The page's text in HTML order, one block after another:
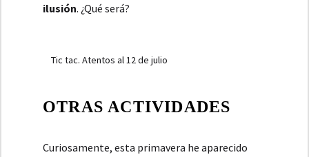
ilusión. ¿Qué será?
Tic tac. Atentos al 12 de julio
OTRAS ACTIVIDADES
Curiosamente, esta primavera he aparecido